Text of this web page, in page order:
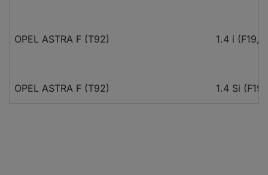
OPEL ASTRA F (T92) 1.4 i (F19,
OPEL ASTRA F (T92) 1.4 Si